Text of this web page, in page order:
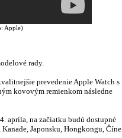
Apple)
rady.
prevedenie Apple Watch s
kovovým remienkom následne
apríla, na začiatku budú dostupné
Japonsku, Hongkongu, Číne